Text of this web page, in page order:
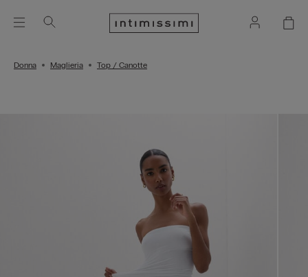
Donna Maglieria Top / Canotte